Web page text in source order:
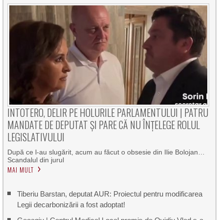
INTOTERO, DELIR PE HOLURILE PARLAMENTULUI | PATRU
MANDATE DE DEPUTAT ȘI PARE CĂ NU ÎNȚELEGE ROLUL
LEGISLATIVULUI
După ce l-au slugărit, acum au făcut o obsesie din Ilie Bolojan…
Scandalul din jurul
MAI MULT
Tiberiu Barstan, deputat AUR: Proiectul pentru modificarea
Legii decarbonizării a fost adoptat!